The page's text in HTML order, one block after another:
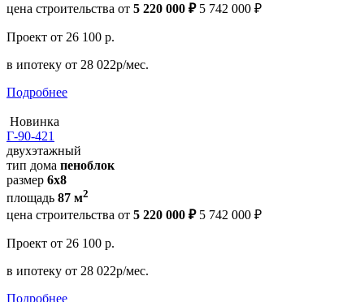
цена строительства от 5 220 000 ₽ 5 742 000 ₽
Проект от 26 100 р.
в ипотеку от 28 022р/мес.
Подробнее
Новинка
Г-90-421
двухэтажный
тип дома пеноблок
размер 6х8
площадь 87 м2
цена строительства от 5 220 000 ₽ 5 742 000 ₽
Проект от 26 100 р.
в ипотеку от 28 022р/мес.
Подробнее